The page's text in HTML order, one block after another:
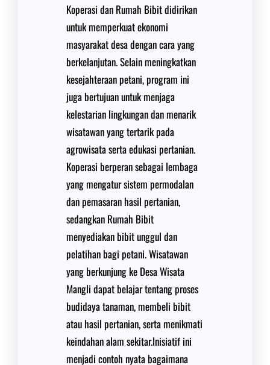
Koperasi dan Rumah Bibit didirikan
untuk memperkuat ekonomi
masyarakat desa dengan cara yang
berkelanjutan. Selain meningkatkan
kesejahteraan petani, program ini
juga bertujuan untuk menjaga
kelestarian lingkungan dan menarik
wisatawan yang tertarik pada
agrowisata serta edukasi pertanian.
Koperasi berperan sebagai lembaga
yang mengatur sistem permodalan
dan pemasaran hasil pertanian,
sedangkan Rumah Bibit
menyediakan bibit unggul dan
pelatihan bagi petani. Wisatawan
yang berkunjung ke Desa Wisata
Mangli dapat belajar tentang proses
budidaya tanaman, membeli bibit
atau hasil pertanian, serta menikmati
keindahan alam sekitar.Inisiatif ini
menjadi contoh nyata bagaimana